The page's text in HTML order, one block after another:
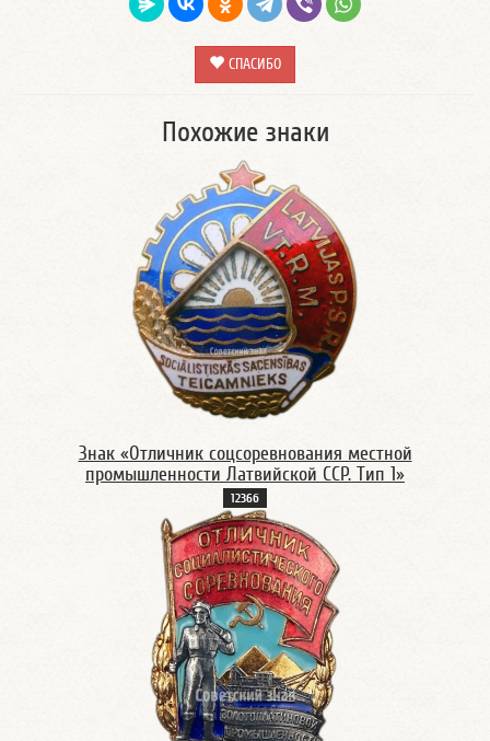
СПАСИБО
Похожие знаки
Знак «Отличник соцсоревнования местной
промышленности Латвийской ССР. Тип 1»
1236б